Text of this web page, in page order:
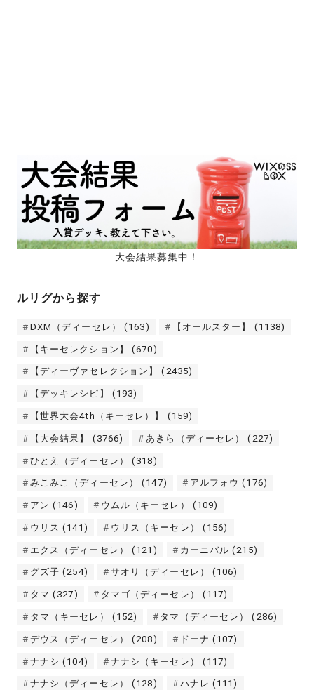
大会結果募集中！
ルリグから探す
DXM（ディーセレ） (163) 【オールスター】 (1138)
【キーセレクション】 (670)
【ディーヴァセレクション】 (2435)
【デッキレシピ】 (193)
【世界大会4th（キーセレ）】 (159)
【大会結果】 (3766) あきら（ディーセレ） (227)
ひとえ（ディーセレ） (318)
みこみこ（ディーセレ） (147) アルフォウ (176)
アン (146) ウムル（キーセレ） (109)
ウリス (141) ウリス（キーセレ） (156)
エクス（ディーセレ） (121) カーニバル (215)
グズ子 (254) サオリ（ディーセレ） (106)
タマ (327) タマゴ（ディーセレ） (117)
タマ（キーセレ） (152) タマ（ディーセレ） (286)
デウス（ディーセレ） (208) ドーナ (107)
ナナシ (104) ナナシ（キーセレ） (117)
ナナシ（ディーセレ） (128) ハナレ (111)